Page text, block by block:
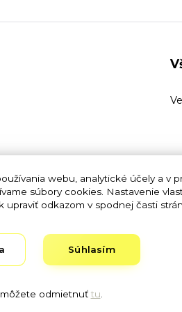
webu, analytické účely a v
súbory cookies. Nastavenie
odkazom v spodnej časti
Súhlasím
môžete odmietnuť tu